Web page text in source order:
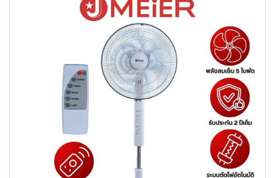
เครื่องปรุงรสและของแห้ง
ขนมขบเคี้ยว และช็อคโกแลต